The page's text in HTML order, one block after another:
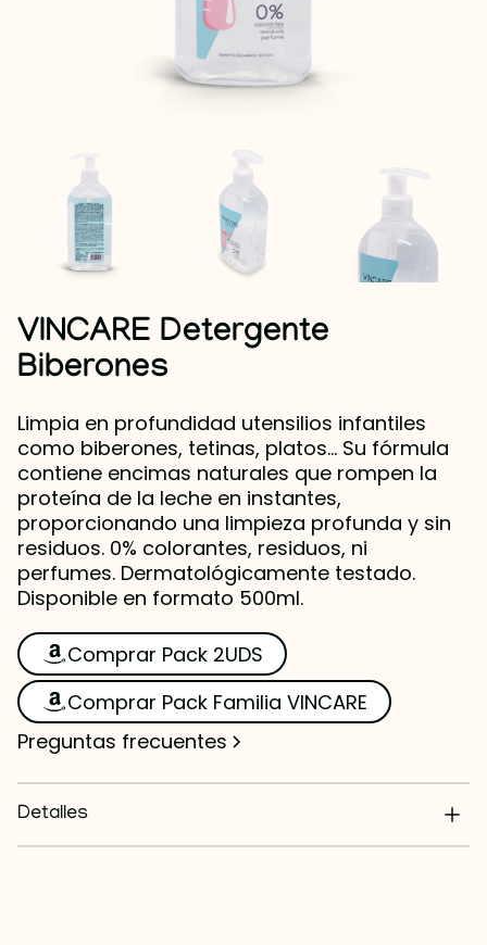
VINCARE Detergente
Biberones
Limpia en profundidad utensilios infantiles
como biberones, tetinas, platos... Su fórmula
contiene encimas naturales que rompen la
proteína de la leche en instantes,
proporcionando una limpieza profunda y sin
residuos. 0% colorantes, residuos, ni
perfumes. Dermatológicamente testado.
Disponible en formato 500ml.
Comprar Pack 2UDS
Comprar Pack Familia VINCARE
Preguntas frecuentes
Detalles